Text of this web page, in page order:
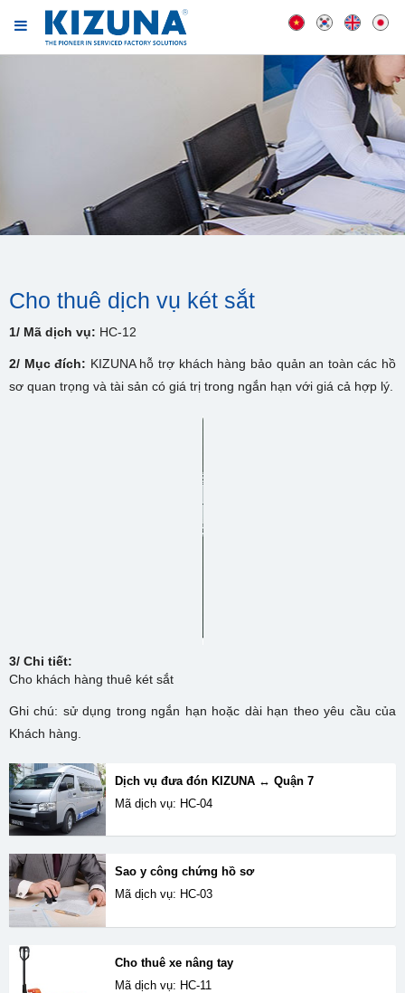
Cho thuê dịch vụ két sắt
1/ Mã dịch vụ: HC-12
2/ Mục đích: KIZUNA hỗ trợ khách hàng bảo quản an toàn các hồ
sơ quan trọng và tài sản có giá trị trong ngắn hạn với giá cả hợp lý.
3/ Chi tiết:
Cho khách hàng thuê két sắt
Ghi chú: sử dụng trong ngắn hạn hoặc dài hạn theo yêu cầu của
Khách hàng.
Dịch vụ đưa đón KIZUNA ↔ Quận 7
Mã dịch vụ: HC-04
Sao y công chứng hồ sơ
Mã dịch vụ: HC-03
Cho thuê xe nâng tay
Mã dịch vụ: HC-11